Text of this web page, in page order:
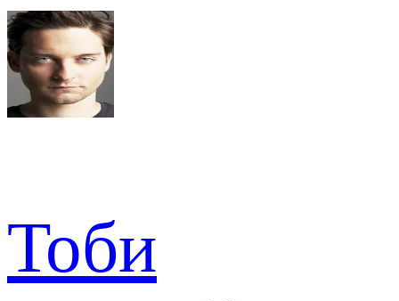
Тоби